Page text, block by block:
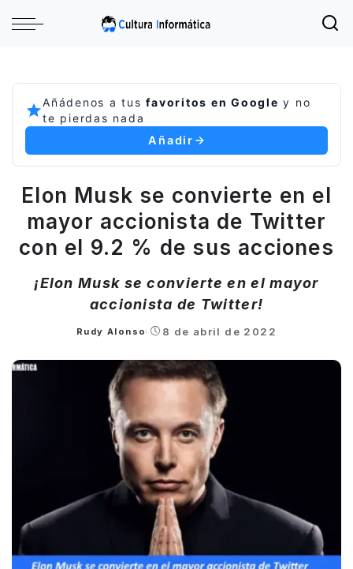
Añádenos a tusfavoritos en Google y no
te pierdas nada
Añadir
Elon Musk se convierte en el
mayor accionista de Twitter
con el 9.2 % de sus acciones
¡Elon Musk se convierte en el mayor
accionista de Twitter!
Posted
Rudy Alonso 8 de abril de 2022